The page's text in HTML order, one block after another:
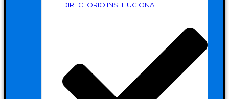
DIRECTORIO INSTITUCIONAL